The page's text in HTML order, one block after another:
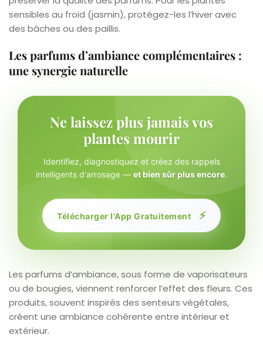
sensibles au froid (jasmin), protégez-les l’hiver avec
des bâches ou des paillis.
Les parfums d’ambiance complémentaires :
une synergie naturelle
Ne laissez plus jamais vos
plantes mourir
Identifiez, diagnostiquez et créez des rappels
intelligents d'arrosage — et bien sûr plus encore.
Télécharger l'App Gratuitement ⚡
Les parfums d’ambiance, sous forme de vaporisateurs
ou de bougies, viennent renforcer l’effet des fleurs. Ces
produits, souvent inspirés des senteurs végétales,
créent une ambiance cohérente entre intérieur et
extérieur.